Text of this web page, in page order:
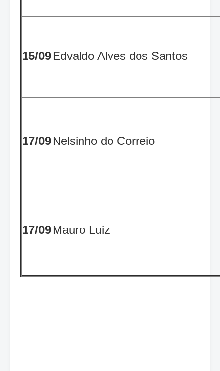
15/09Edvaldo Alves dos Santos
17/09Nelsinho do Correio
17/09Mauro Luiz